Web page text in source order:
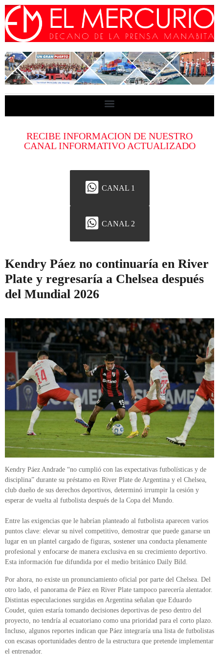
RECIBE INFORMACION DE NUESTRO
CANAL INFORMATIVO ACTUALIZADO
CANAL 1
CANAL 2
Kendry Páez no continuaría en River
Plate y regresaría a Chelsea después
del Mundial 2026
Kendry Páez Andrade “no cumplió con las expectativas futbolísticas y de
disciplina” durante su préstamo en River Plate de Argentina y el Chelsea,
club dueño de sus derechos deportivos, determinó irrumpir la cesión y
esperar de vuelta al futbolista después de la Copa del Mundo.
Entre las exigencias que le habrían planteado al futbolista aparecen varios
puntos clave: elevar su nivel competitivo, demostrar que puede ganarse un
lugar en un plantel cargado de figuras, sostener una conducta plenamente
profesional y enfocarse de manera exclusiva en su crecimiento deportivo.
Esta información fue difundida por el medio británico Daily Bild.
Por ahora, no existe un pronunciamiento oficial por parte del Chelsea. Del
otro lado, el panorama de Páez en River Plate tampoco parecería alentador.
Distintas especulaciones surgidas en Argentina señalan que Eduardo
Coudet, quien estaría tomando decisiones deportivas de peso dentro del
proyecto, no tendría al ecuatoriano como una prioridad para el corto plazo.
Incluso, algunos reportes indican que Páez integraría una lista de futbolistas
con escasas oportunidades dentro de la estructura que pretende implementar
el entrenador.